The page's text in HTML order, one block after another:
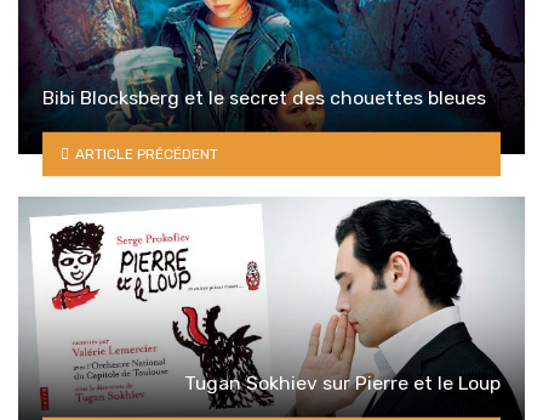
Bibi Blocksberg et le secret des chouettes bleues
ARTICLE PRÉCÉDENT
Tugan Sokhiev sur Pierre et le Loup